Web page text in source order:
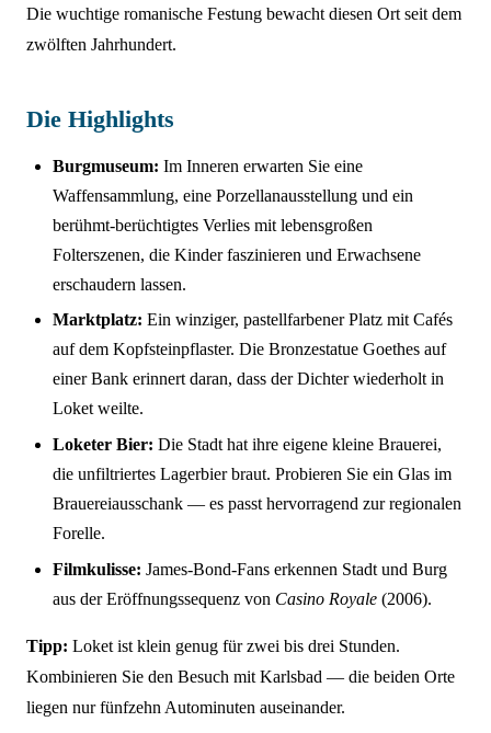
Die wuchtige romanische Festung bewacht diesen Ort seit dem
zwölften Jahrhundert.
Die Highlights
Burgmuseum: Im Inneren erwarten Sie eine
Waffensammlung, eine Porzellanausstellung und ein
berühmt-berüchtigtes Verlies mit lebensgroßen
Folterszenen, die Kinder faszinieren und Erwachsene
erschaudern lassen.
Marktplatz: Ein winziger, pastellfarbener Platz mit Cafés
auf dem Kopfsteinpflaster. Die Bronzestatue Goethes auf
einer Bank erinnert daran, dass der Dichter wiederholt in
Loket weilte.
Loketer Bier: Die Stadt hat ihre eigene kleine Brauerei,
die unfiltriertes Lagerbier braut. Probieren Sie ein Glas im
Brauereiausschank — es passt hervorragend zur regionalen
Forelle.
Filmkulisse: James-Bond-Fans erkennen Stadt und Burg
aus der Eröffnungssequenz von Casino Royale (2006).
Tipp: Loket ist klein genug für zwei bis drei Stunden.
Kombinieren Sie den Besuch mit Karlsbad — die beiden Orte
liegen nur fünfzehn Autominuten auseinander.